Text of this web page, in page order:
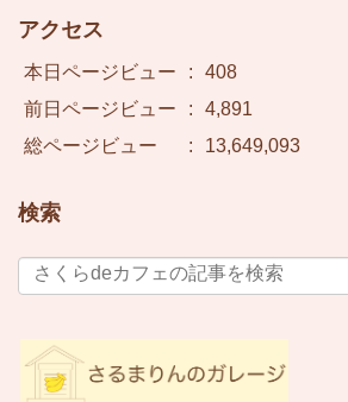
アクセス
本日ページビュー :
408
前日ページビュー
:
4,891
総ページビュー
: 13,649,093
検索